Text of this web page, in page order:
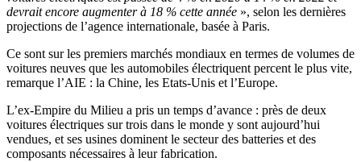
devrait encore augmenter à 18 % cette année », selon les dernières
projections de l’agence internationale, basée à Paris.
Ce sont sur les premiers marchés mondiaux en termes de volumes de
voitures neuves que les automobiles électriquent percent le plus vite,
remarque l’AIE : la Chine, les Etats-Unis et l’Europe.
L’ex-Empire du Milieu a pris un temps d’avance : près de deux
voitures électriques sur trois dans le monde y sont aujourd’hui
vendues, et ses usines dominent le secteur des batteries et des
composants nécessaires à leur fabrication.